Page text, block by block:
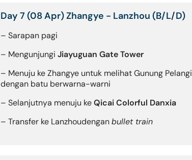
Day 7 (08 Apr) Zhangye - Lanzhou (B/L/D)
– Sarapan pagi
– Mengunjungi Jiayuguan Gate Tower
– Menuju ke Zhangye untuk melihat Gunung Pelangi
dengan batu berwarna-warni
– Selanjutnya menuju keQicai Colorful Danxia
– Transfer ke Lanzhoudenganbullet train